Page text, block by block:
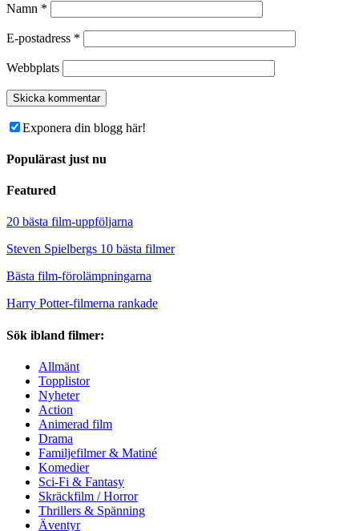
Namn *
E-postadress *
Webbplats
Exponera din blogg här!
Populärast just nu
Featured
20 bästa film-uppföljarna
Steven Spielbergs 10 bästa filmer
Bästa film-förolämpningarna
Harry Potter-filmerna rankade
Sök ibland filmer:
Allmänt
Topplistor
Nyheter
Action
Animerad film
Drama
Familjefilmer & Matiné
Komedier
Sci-Fi & Fantasy
Skräckfilm / Horror
Thrillers & Spänning
Äventyr